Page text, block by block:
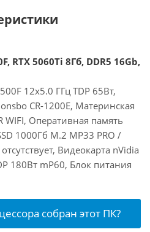
RTX 5060Ti 8Гб, DDR5 16Gb,
12x5.0 ГГц TDP 65Вт,
CR-1200E, Материнская
WIFI, Оперативная память
1000Гб M.2 MP33 PRO /
Видеокарта nVidia
180Вт mP60, Блок питания
собран этот ПК?